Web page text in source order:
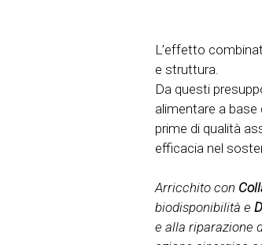
L’effetto
e struttura.
Da questi
alimentare a base
prime di qualità
efficacia nel
Arricchito con
biodisponibilità e
e alla riparazione